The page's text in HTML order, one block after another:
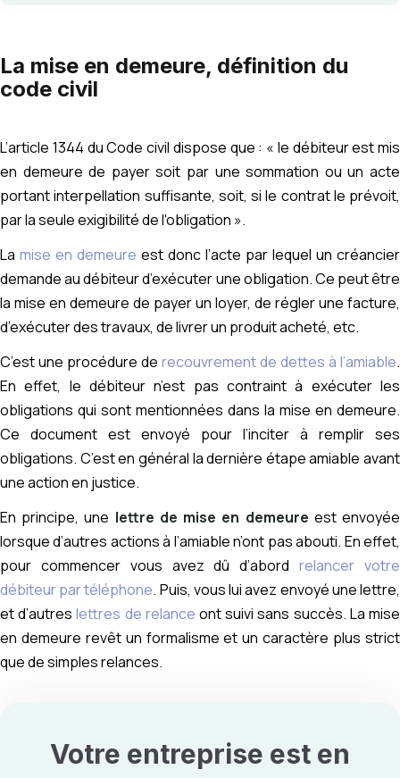
La mise en demeure, définition du
code civil
L’article 1344 du Code civil dispose que : « le débiteur est mis
en demeure de payer soit par une sommation ou un acte
portant interpellation suffisante, soit, si le contrat le prévoit,
par la seule exigibilité de l'obligation ».
La mise en demeure est donc l’acte par lequel un créancier
demande au débiteur d’exécuter une obligation. Ce peut être
la mise en demeure de payer un loyer, de régler une facture,
d’exécuter des travaux, de livrer un produit acheté, etc.
C’est une procédure de recouvrement de dettes à l’amiable.
En effet, le débiteur n’est pas contraint à exécuter les
obligations qui sont mentionnées dans la mise en demeure.
Ce document est envoyé pour l’inciter à remplir ses
obligations. C’est en général la dernière étape amiable avant
une action en justice.
En principe, une lettre de mise en demeure est envoyée
lorsque d’autres actions à l’amiable n’ont pas abouti. En effet,
pour commencer vous avez dû d’abordrelancer votre
débiteur par téléphone. Puis, vous lui avez envoyé une lettre,
et d’autreslettres de relance ont suivi sans succès. La mise
en demeure revêt un formalisme et un caractère plus strict
que de simples relances.
Votre entreprise est en